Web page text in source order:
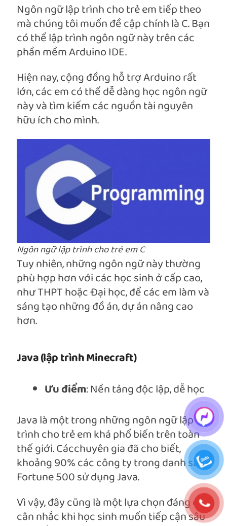
Ngôn ngữ lập trình cho trẻ em tiếp theo
mà chúng tôi muốn đề cập chính là C. Bạn
có thể lập trình ngôn ngữ này trên các
phần mềm Arduino IDE.
Hiện nay, cộng đồng hỗ trợ Arduino rất
lớn, các em có thể dễ dàng học ngôn ngữ
này và tìm kiếm các nguồn tài nguyên
hữu ích cho mình.
Ngôn ngữ lập trình cho trẻ em C
Tuy nhiên, những ngôn ngữ này thường
phù hợp hơn với các học sinh ở cấp cao,
như THPT hoặc Đại học, để các em làm và
sáng tạo những đồ án, dự án nâng cao
hơn.
Java (lập trình Minecraft)
Ưu điểm: Nền tảng độc lập, dễ học
Java là một trong những ngôn ngữ lập
trình cho trẻ em khá phổ biến trên toàn
thế giới. Cácchuyên gia đã cho biết,
khoảng 90% các công ty trong danh sách
Fortune 500 sử dụng Java.
Vì vậy, đây cũng là một lựa chọn đáng để
cân nhắc khi học sinh muốn tiếp cận sâu